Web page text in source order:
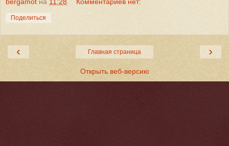
Поделиться
‹ ›
Главная страница
Открыть веб-версию